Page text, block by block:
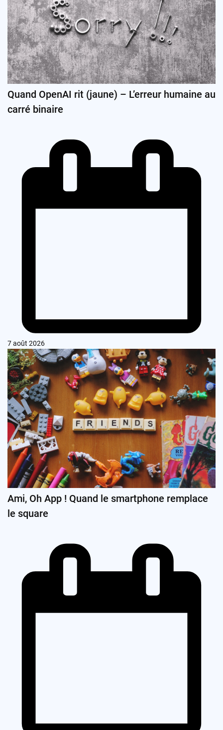
Quand OpenAI rit (jaune) – L’erreur humaine au
carré binaire
7 août 2026
Ami, Oh App ! Quand le smartphone remplace
le square